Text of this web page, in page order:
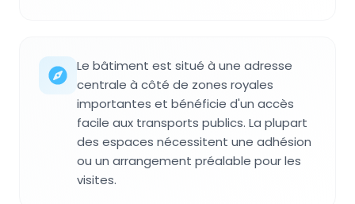
Le bâtiment est situé à une adresse
centrale à côté de zones royales
importantes et bénéficie d'un accès
facile aux transports publics. La plupart
des espaces nécessitent une adhésion
ou un arrangement préalable pour les
visites.